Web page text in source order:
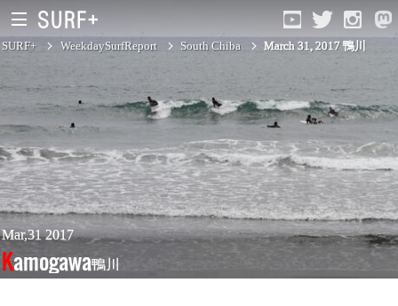
South Ibaraki
North Chiba
South Chiba
Unusually
Video Logs
SURF+ WeekdaySurfReport South Chiba March 31, 2017 鴨川
Mar,31 2017
Kamogawa鴨川